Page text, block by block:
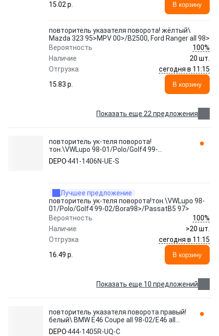
15.02 p.
В корзину
повторитель указателя поворота! жёлтый\
Mazda 323 95>MPV 00>/B2500, Ford Ranger all 98>
Вероятность
100%
Наличие
20 шт.
Отгрузка
сегодня в 11:15
15.83 p.
В корзину
Показать еще 22 предложения
повторитель ук-теля поворота!
тон.\VWLupo 98-01/Polo/Golf4 99-
02/Bora98>/PassatB5 97> 441-1406N-UE-
S DEPO
DEPO 441-1406N-UE-S
Лучшее предложение
повторитель ук-теля поворота!тон.\VWLupo 98-
01/Polo/Golf4 99-02/Bora98>/PassatB5 97>
Вероятность
100%
Наличие
>20 шт.
Отгрузка
сегодня в 11:15
16.49 p.
В корзину
Показать еще 10 предложений
повторитель указателя поворота правый!
белый\ BMW E46 Coupe all 98-02/E46 all
01-04 444-1405R-UQ-C DEPO
DEPO 444-1405R-UQ-C